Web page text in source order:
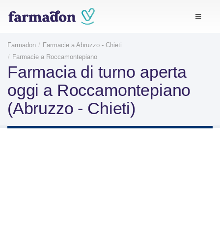
Farmadon
Farmacie a Abruzzo - Chieti
Farmacie a Roccamontepiano
Farmacia di turno aperta
oggi a Roccamontepiano
(Abruzzo - Chieti)